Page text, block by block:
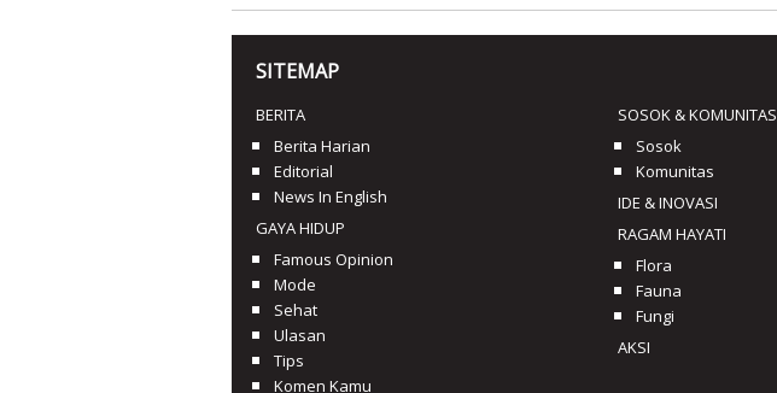
SITEMAP
BERITA
Berita Harian
Editorial
News In English
GAYA HIDUP
Famous Opinion
Mode
Sehat
Ulasan
Tips
Komen Kamu
SOSOK & KOMUNITAS
Sosok
Komunitas
IDE & INOVASI
RAGAM HAYATI
Flora
Fauna
Fungi
AKSI